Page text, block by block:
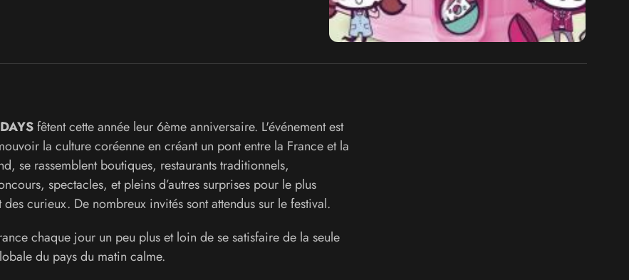
fêtent cette année leur 6ème anniversaire. L'événement est
la culture coréenne en créant un pont entre la France et la
se rassemblent boutiques, restaurants traditionnels,
spectacles, et pleins d’autres surprises pour le plus
curieux. De nombreux invités sont attendus sur le festival.
chaque jour un peu plus et loin de se satisfaire de la seule
du pays du matin calme.